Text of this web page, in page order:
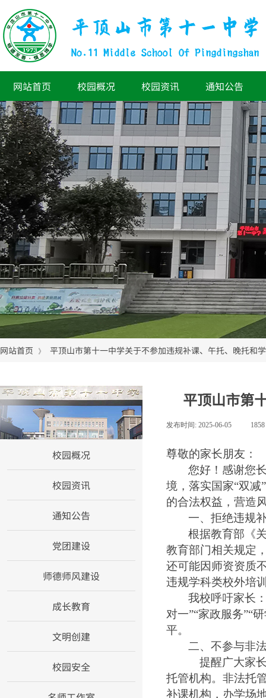
网站首页 校园概况 校园资讯 通知公告
网站首页 》 平顶山市第十一中学关于不参加违规补课、午托、晚托和
网站首页
校园概况
校园资讯
通知公告
党团建设
师德师风建设
成长教育
文明创建
校园安全
平顶山市第
发布时间: 2025-06-05 1858
尊敬的家长朋友：
您好！感谢您
境，落实国家“双减
的合法权益，营造
一、 拒绝违规
根据教育部《
教育部门相关规定
还可能因师资资质
违规学科类校外培
我校呼吁家长
对一”“家政服务”“
平。
二、 不参与非
提醒广大家
托管机构。非法托
补课机构，办学场